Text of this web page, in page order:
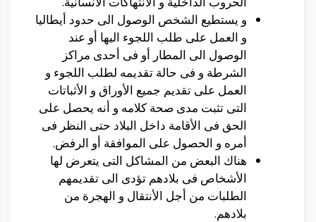
و يستطيع الشخص الوصول الى حدود أيطاليا
و العمل على طلب اللجوء اليها أو عند
الوصول الى المطار أو فى أحدى مراكز
الشرطة و فى حالة تقديمه لطلب اللجوء و
العمل على تقديم جميع الأوراق و الأثباتات
التى تثبت مدى صحة كلامه و أنه يحصل على
الحق فى الأقامة داخل البلاد حتى النظر فى
أمره و الحصول على الموافقة أو الرفض.
هناك البعض من المشاكل التى يتعرض لها
الأشخاص فى بلادهم تؤدى الى تقديمهم
الطلبات من أجل الأنتقال و الهجرة من
بلادهم.